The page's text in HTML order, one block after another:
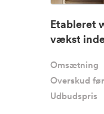
Etableret
vækst
Omsætning
Overskud
Udbudspris